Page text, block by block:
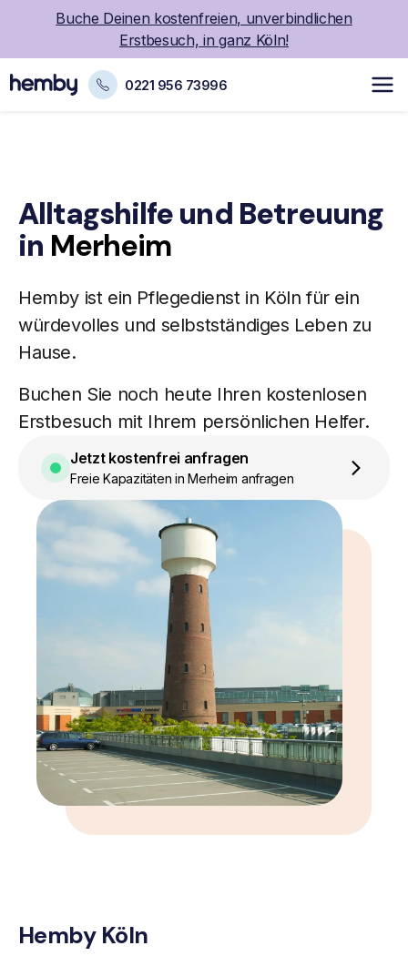
Buche Deinen kostenfreien, unverbindlichen
Erstbesuch, in ganz Köln!
0221 956 73996
Alltagshilfe und Betreuung
in Merheim
Hemby ist ein Pflegedienstin Köln für ein
würdevolles und selbstständiges Leben zu
Hause.
Buchen Sie noch heute Ihren kostenlosen
Erstbesuch mit Ihrem persönlichen Helfer.
Jetzt kostenfrei anfragen
Freie Kapazitäten in Merheim anfragen
Hemby Köln